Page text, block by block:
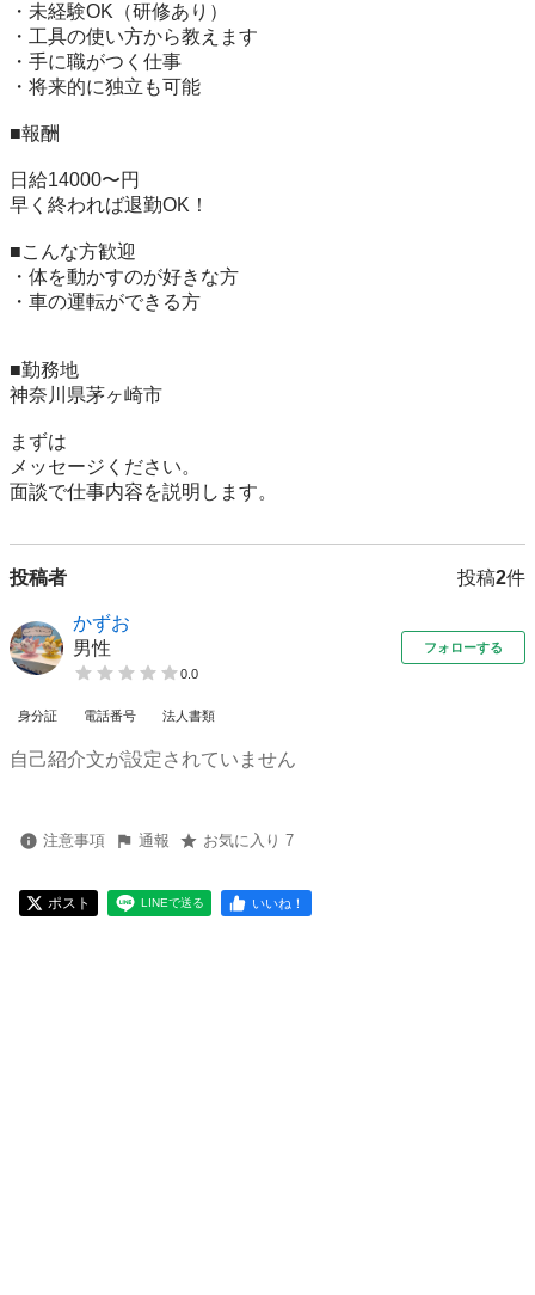
・未経験OK（研修あり）
・工具の使い方から教えます
・手に職がつく仕事
・将来的に独立も可能
■報酬
日給14000〜円
早く終われば退勤OK！
■こんな方歓迎
・体を動かすのが好きな方
・車の運転ができる方
■勤務地
神奈川県茅ヶ崎市
まずは
メッセージください。
面談で仕事内容を説明します。
投稿者 投稿2件
かずお
男性
0.0
フォローする
身分証 電話番号 法人書類
自己紹介文が設定されていません
注意事項 通報 お気に入り 7
ポスト LINEで送る いいね！